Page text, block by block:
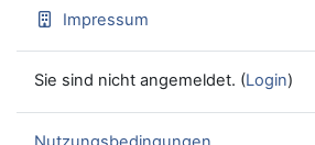
Impressum
Sie sind nicht angemeldet. (Login)